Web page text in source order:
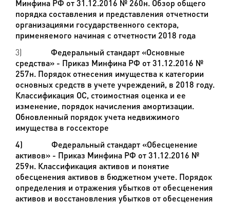
Минфина РФ от 31.12.2016 № 260н. Обзор общего
порядка составления и представления отчетности
организациями государственного сектора,
применяемого начиная с отчетности 2018 года
3)
Федеральный стандарт «Основные
средства» - Приказ Минфина РФ от 31.12.2016 №
257н. Порядок отнесения имущества к категории
основных средств в учете учреждений, в 2018 году.
Классификация ОС, стоимостная оценка и ее
изменение, порядок начисления амортизации.
Обновленный порядок учета недвижимого
имущества в госсекторе
4)
Федеральный стандарт «Обесценение
активов» - Приказ Минфина РФ от 31.12.2016 №
259н. Классификация активов и понятие
обесценения активов в бюджетном учете. Порядок
определения и отражения убытков от обесценения
активов и восстановления убытков от обесценения